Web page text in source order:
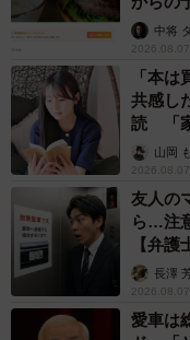
京都駅
ン」の
未熟」
中将
2026.08.06
「明日
ジ 用
海川
2026.08.06
飼い
た犬さ
椎名